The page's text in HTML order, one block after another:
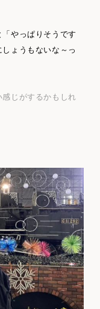
「やっぱりそうです
ょうもないな～っ
じがするかもしれ